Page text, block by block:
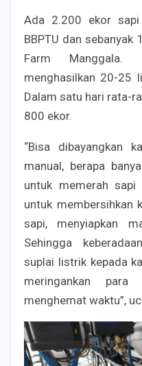
Ada 2.200 ekor
BBPTU dan
Farm Manggala.
menghasilkan 20-25
Dalam satu hari rata-
800 ekor.
“Bisa dibayangkan
manual, berapa
untuk memerah
untuk membersihkan
sapi, menyiapkan
Sehingga
suplai listrik kepada
meringankan para
menghemat waktu”,